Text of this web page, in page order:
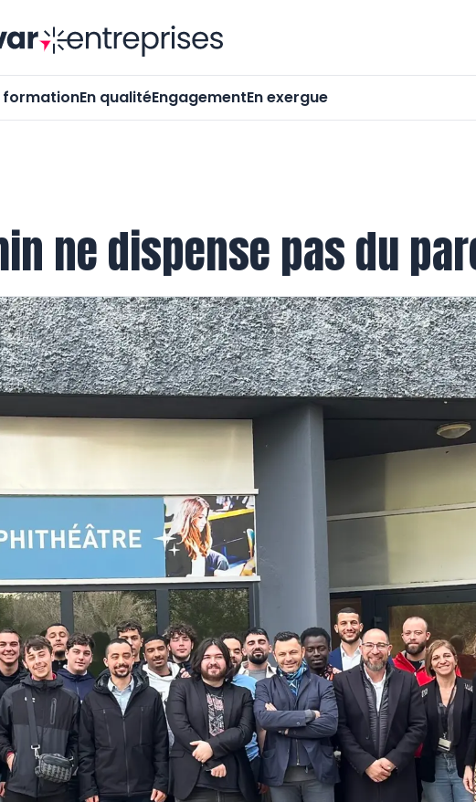
Var-Entreprises
formationEn qualitéEngagementEn exergue
ne dispense pas du